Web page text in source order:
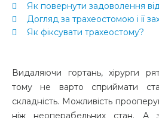
Як повернути задоволення
Догляд за трахеостомою і її
Як фіксувати трахеостому?
Видаляючи гортань, хірурги
тому не варто сприймати
складність. Можливість
ніж неоперабельних стан. А з